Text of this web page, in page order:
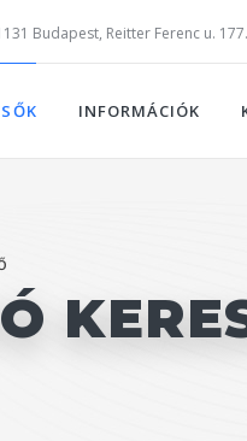
Budapest, Reitter Ferenc u. 177.
INFORMÁCIÓK